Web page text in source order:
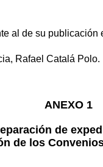
al de su
Rafael Catalá Polo.
ANEXO 1
de
de los